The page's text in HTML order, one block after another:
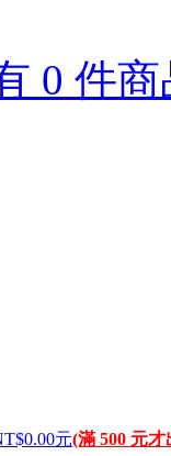
0 件
元(滿 500 元才